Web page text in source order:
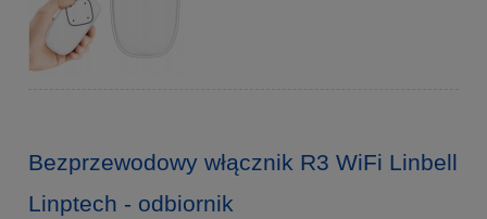
Bezprzewodowy włącznik R3 WiFi Linbell
Linptech - odbiornik